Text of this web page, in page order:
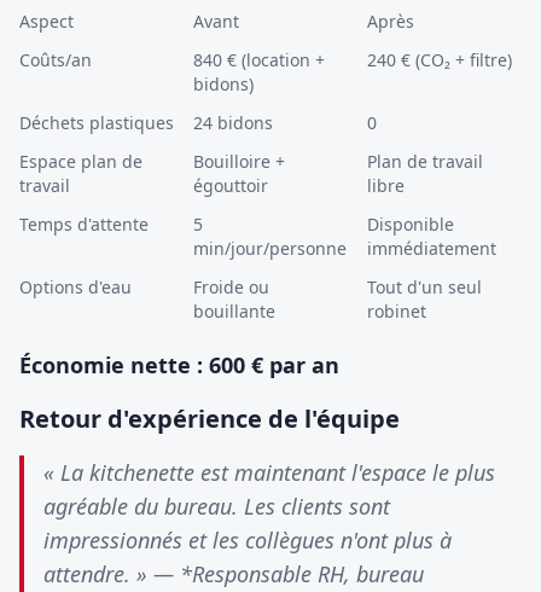
Aspect Avant
Après
Coûts/an
840 € (location +
bidons)
240 € (CO₂ + filtre)
Déchets plastiques 24 bidons
0
Espace plan de
travail
Bouilloire +
égouttoir
Plan de travail
libre
Temps d'attente
5
min/jour/personne
Disponible
immédiatement
Options d'eau
Froide ou
bouillante
Tout d'un seul
robinet
Économie nette : 600 € par an
Retour d'expérience de l'équipe
« La kitchenette est maintenant l'espace le plus
agréable du bureau. Les clients sont
impressionnés et les collègues n'ont plus à
attendre. » — *Responsable RH, bureau